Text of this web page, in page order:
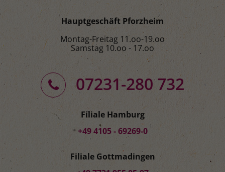
Hauptgeschäft Pforzheim
Montag-Freitag 11.oo-19.oo
Samstag 10.oo - 17.oo
07231-280 732
Filiale Hamburg
+49 4105 - 69269-0
Filiale Gottmadingen